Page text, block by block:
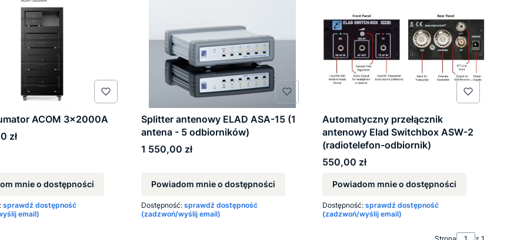
ACOM 3x2000A
zł
mnie o dostępności
sprawdź dostępność
email)
Splitter antenowy ELAD ASA-15 (1
antena - 5 odbiorników)
Cena
1 550,00 zł
Powiadom mnie o dostępności
Dostępność: sprawdź dostępność
(zadzwoń/wyślij email)
Automatyczny przełącznik
antenowy Elad Switchbox ASW-2
(radiotelefon-odbiornik)
Cena
550,00 zł
Powiadom mnie o dostępności
Dostępność: sprawdź dostępność
(zadzwoń/wyślij email)